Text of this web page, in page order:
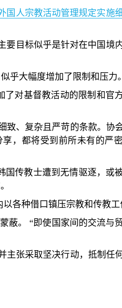
国人宗教活动管理规定实施
要目标似乎是针对在中国境
乎大幅度增加了限制和压力。
了对基督教活动的限制和官
致、复杂且严苛的条款。协
，都将受到前所未有的严
国传教士遭到无情驱逐，或
各种借口镇压宗教和传教工
蔽。
“即使国家间的交流与
主张采取坚决行动，抵制任